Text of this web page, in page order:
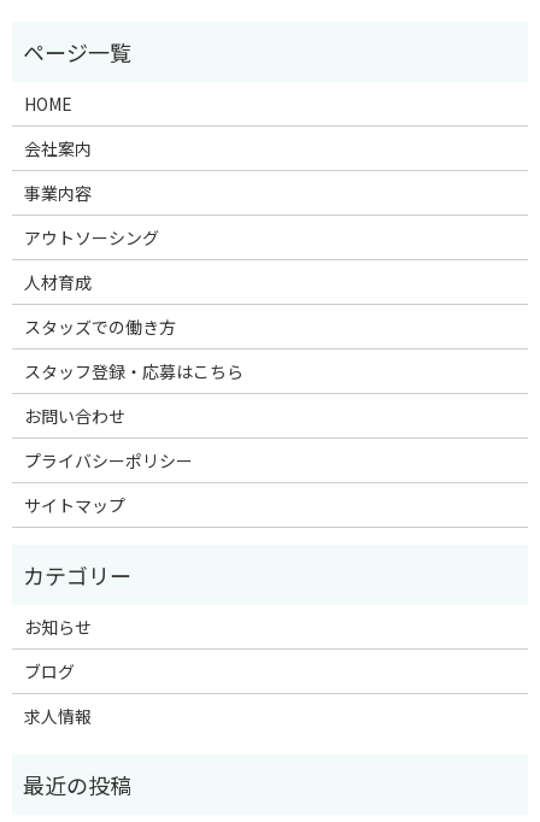
HOME
会社案内
事業内容
アウトソーシング
人材育成
スタッズでの働き方
スタッフ登録・応募はこちら
お問い合わせ
プライバシーポリシー
サイトマップ
お知らせ
ブログ
求人情報